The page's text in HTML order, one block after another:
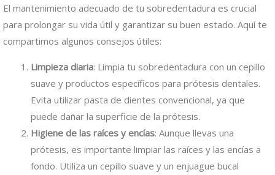
El mantenimiento adecuado de tu sobredentadura es crucial
para prolongar su vida útil y garantizar su buen estado. Aquí te
compartimos algunos consejos útiles:
Limpieza diaria: Limpia tu sobredentadura con un cepillo
suave y productos específicos para prótesis dentales.
Evita utilizar pasta de dientes convencional, ya que
puede dañar la superficie de la prótesis.
Higiene de las raíces y encías: Aunque llevas una
prótesis, es importante limpiar las raíces y las encías a
fondo. Utiliza un cepillo suave y un enjuague bucal